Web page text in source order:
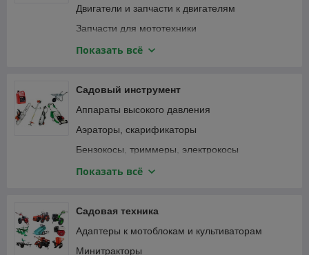
Двигатели и запчасти к двигателям
Запчасти для мототехники
Зарядные устройства, аккумуляторы
Крепежные изделия
Лампочки и светильники
Ленты
Масла и смазки
Принадлежности для садового инструмента
Принадлежности для строительного
инструмента
Принадлежности для строительной техники и
оборудования
Показать всё
Садовый инструмент
Аппараты высокого давления
Аэраторы, скарификаторы
Бензокосы, триммеры, электрокосы
Бензопилы, цепные электропилы
Газонокосилки
Дровоколы
Зернодробилки, измельчители кормов
Показать всё
Садовая техника
Адаптеры к мотоблокам и культиваторам
Минитракторы